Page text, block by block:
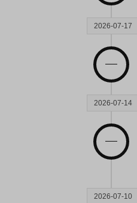
2026-07-17
2026-07-14
2026-07-10